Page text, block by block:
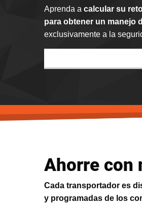
Aprenda a calcular su
para obtener un manejo
exclusivamente a la
Ahorre con
Cada transportador es
y programadas de los